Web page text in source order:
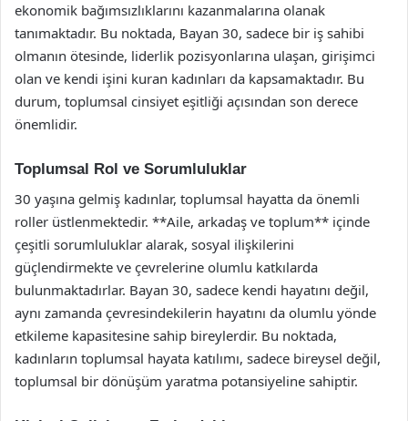
ekonomik bağımsızlıklarını kazanmalarına olanak
tanımaktadır. Bu noktada, Bayan 30, sadece bir iş sahibi
olmanın ötesinde, liderlik pozisyonlarına ulaşan, girişimci
olan ve kendi işini kuran kadınları da kapsamaktadır. Bu
durum, toplumsal cinsiyet eşitliği açısından son derece
önemlidir.
Toplumsal Rol ve Sorumluluklar
30 yaşına gelmiş kadınlar, toplumsal hayatta da önemli
roller üstlenmektedir. **Aile, arkadaş ve toplum** içinde
çeşitli sorumluluklar alarak, sosyal ilişkilerini
güçlendirmekte ve çevrelerine olumlu katkılarda
bulunmaktadırlar. Bayan 30, sadece kendi hayatını değil,
aynı zamanda çevresindekilerin hayatını da olumlu yönde
etkileme kapasitesine sahip bireylerdir. Bu noktada,
kadınların toplumsal hayata katılımı, sadece bireysel değil,
toplumsal bir dönüşüm yaratma potansiyeline sahiptir.